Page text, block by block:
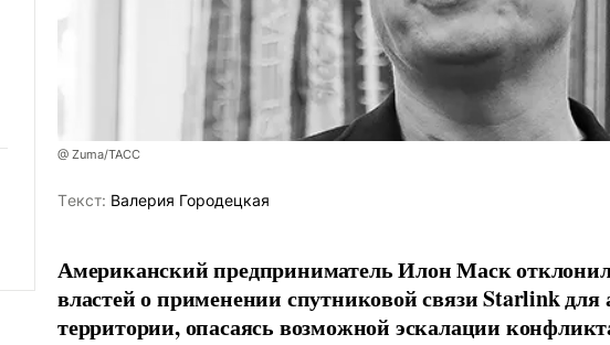
@ Zuma/ТАСС
Tекст: Валерия Городецкая
Американский предприниматель Илон Маск
властей о применении спутниковой связи Starlink для
территории, опасаясь возможной эскалации